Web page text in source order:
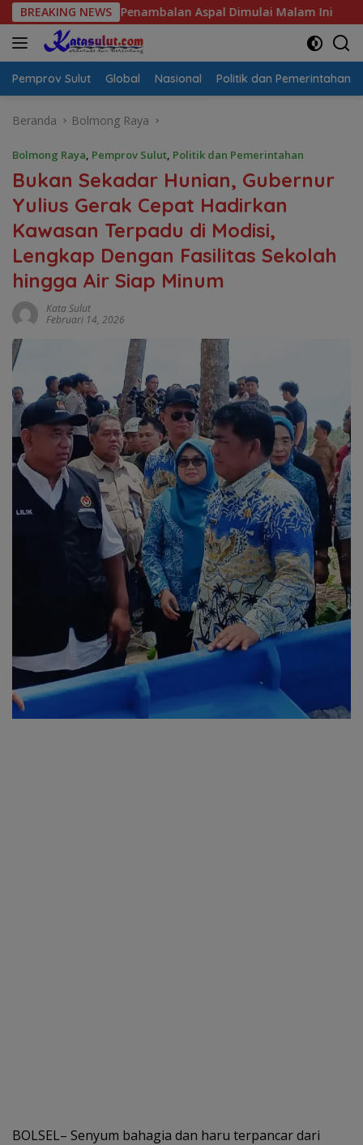
Langsung
ke
konten
BREAKING NEWS
Penambalan Aspal Dimulai Malam Ini Sulut Sambut
Pemprov Sulut Global Nasional Politik dan Pemerintahan
Beranda Bolmong Raya
Bolmong Raya, Pemprov Sulut, Politik dan Pemerintahan
Bukan Sekadar Hunian, Gubernur
Yulius Gerak Cepat Hadirkan
Kawasan Terpadu di Modisi,
Lengkap Dengan Fasilitas Sekolah
hingga Air Siap Minum
Kata Sulut
Februari 14, 2026
BOLSEL– Senyum bahagia dan haru terpancar dari